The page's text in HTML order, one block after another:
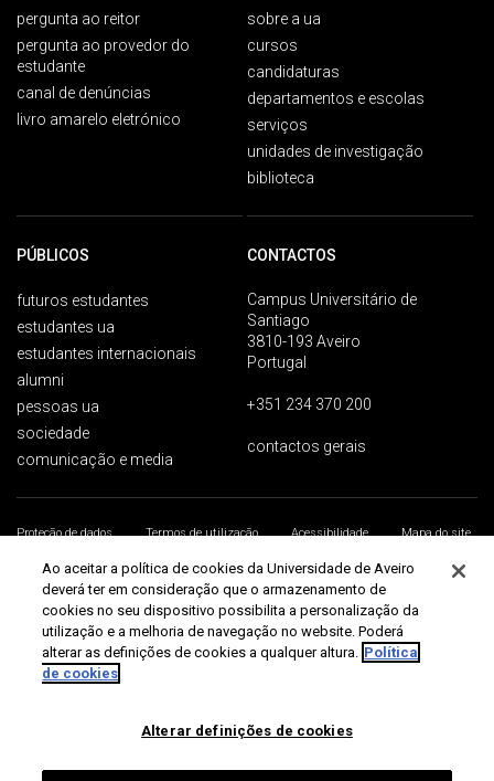
pergunta ao reitor
pergunta ao provedor do
estudante
canal de denúncias
livro amarelo eletrónico
sobre a ua
cursos
candidaturas
departamentos e escolas
serviços
unidades de investigação
biblioteca
PÚBLICOS
futuros estudantes
estudantes ua
estudantes internacionais
alumni
pessoas ua
sociedade
comunicação e media
CONTACTOS
Campus Universitário de
Santiago
3810-193 Aveiro
Portugal
+351 234 370 200
contactos gerais
Proteção de dados Termos de utilização Acessibilidade
Mapa do site
Universidade de Aveiro 2026
Ao aceitar a política de cookies da Universidade de Aveiro
deverá ter em consideração que o armazenamento de
cookies no seu dispositivo possibilita a personalização da
utilização e a melhoria de navegação no website. Poderá
alterar as definições de cookies a qualquer altura. Política
de cookies
Alterar definições de cookies